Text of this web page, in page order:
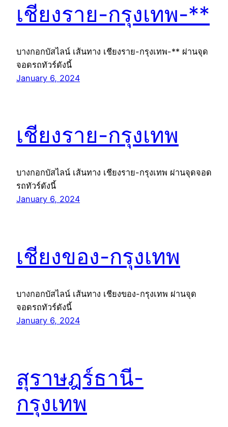
เชียงราย-กรุงเทพ-**
บางกอกบัสไลน์ เส้นทาง เชียงราย-กรุงเทพ-** ผ่านจุด
จอดรถทัวร์ดังนี้
January 6, 2024
เชียงราย-กรุงเทพ
บางกอกบัสไลน์ เส้นทาง เชียงราย-กรุงเทพ ผ่านจุดจอด
รถทัวร์ดังนี้
January 6, 2024
เชียงของ-กรุงเทพ
บางกอกบัสไลน์ เส้นทาง เชียงของ-กรุงเทพ ผ่านจุด
จอดรถทัวร์ดังนี้
January 6, 2024
สุราษฎร์ธานี-
กรุงเทพ